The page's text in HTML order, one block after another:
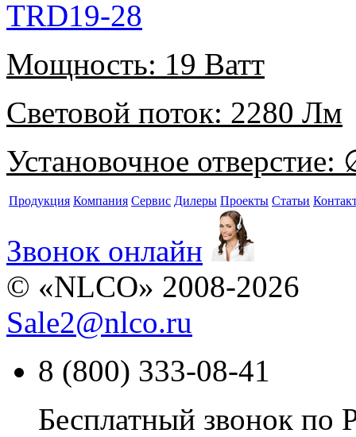
TRD19-28
Мощность: 19 Ватт
Световой поток: 2280 Лм
Установочное отверстие:
Продукция Компания Сервис Дилеры Проекты Статьи
Звонок онлайн
© «NLCO» 2008-2026
Sale2@nlco.ru
8 (800) 333-08-41
Бесплатный звонок по